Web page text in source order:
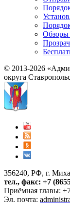
Обзоры
© 2013-2026
округа
356240, РФ, г.
тел., факс: +7
Приёмная главы:
Эл. почта: